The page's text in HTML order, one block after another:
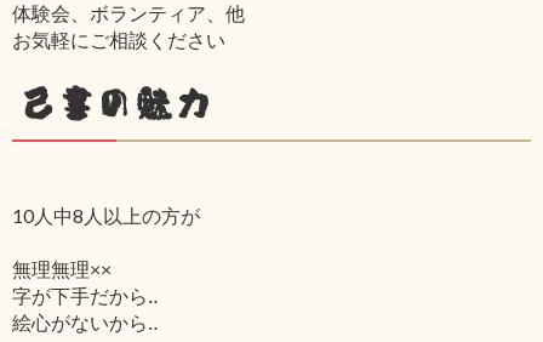
体験会、ボランティア、他
お気軽にご相談ください
己書の魅力
10人中8人以上の方が
無理無理××
字が下手だから‥
絵心がないから‥